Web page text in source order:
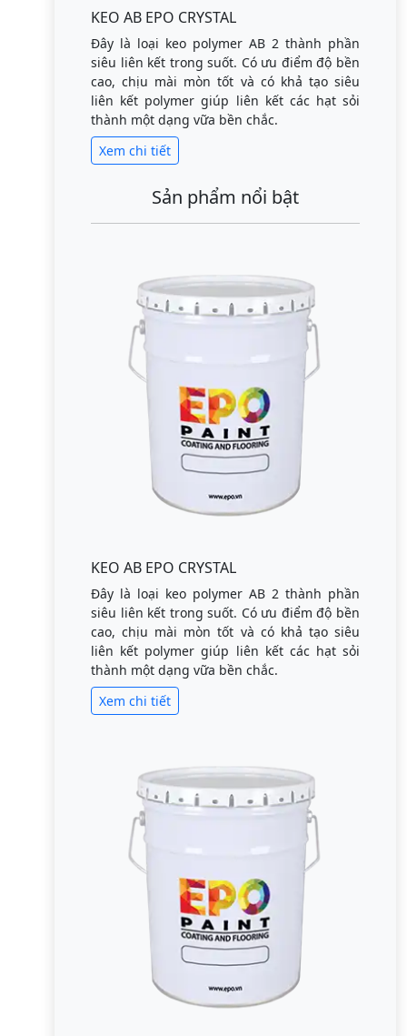
KEO AB EPO CRYSTAL
Đây là loại keo polymer AB 2 thành phần
siêu liên kết trong suốt. Có ưu điểm độ bền
cao, chịu mài mòn tốt và có khả tạo siêu
liên kết polymer giúp liên kết các hạt sỏi
thành một dạng vữa bền chắc.
Xem chi tiết
Sản phẩm nổi bật
KEO AB EPO CRYSTAL
Đây là loại keo polymer AB 2 thành phần
siêu liên kết trong suốt. Có ưu điểm độ bền
cao, chịu mài mòn tốt và có khả tạo siêu
liên kết polymer giúp liên kết các hạt sỏi
thành một dạng vữa bền chắc.
Xem chi tiết